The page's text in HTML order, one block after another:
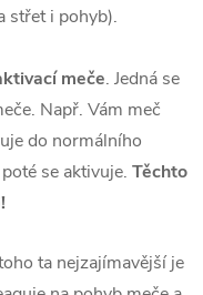
střet i pohyb).
meče. Jedná se
Např. Vám meč
do normálního
se aktivuje. Těchto
ta nejzajímavější je